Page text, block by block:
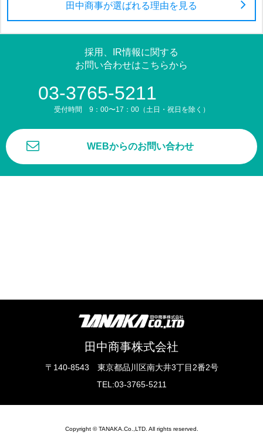
田中商事が選ばれる理由を見る
採用、IR情報に関する
お問い合わせはこちらから
03-3765-5211
受付時間 9：00〜17：00（土日・祝日を除く）
WEBからのお問い合わせ
田中商事株式会社
〒140-8543 東京都品川区南大井3丁目2番2号
TEL:03-3765-5211
Copyright © TANAKA.Co.,LTD. All rights reserved.